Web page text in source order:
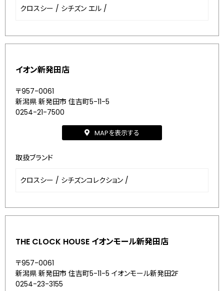
クロスシー / シチズン エル /
イオン新発田店
〒957-0061
新潟県 新発田市 住吉町5-11-5
0254-21-7500
MAPを表示する
取扱ブランド
クロスシー / シチズンコレクション /
THE CLOCK HOUSE イオンモール新発田店
〒957-0061
新潟県 新発田市 住吉町5-11-5 イオンモール新発田2F
0254-23-3155